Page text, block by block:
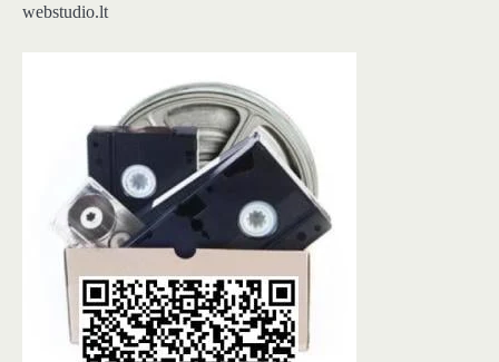
webstudio.lt